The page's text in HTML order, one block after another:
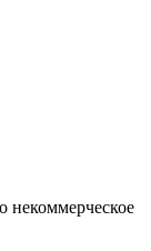
некоммерческое